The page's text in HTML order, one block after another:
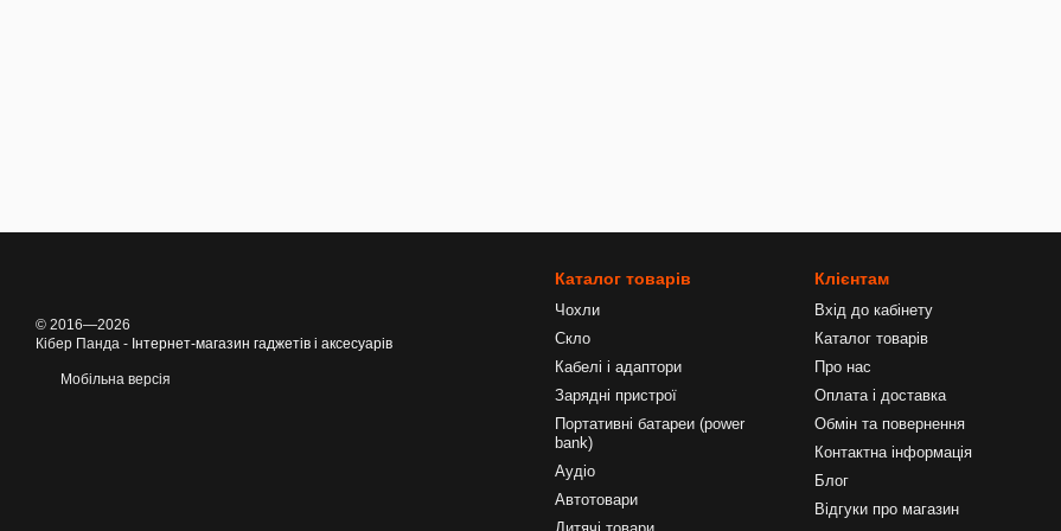
© 2016—2026
Кібер Панда - Інтернет-магазин гаджетів і аксесуарів
Мобільна версія
Каталог товарів
Чохли
Скло
Кабелі і адаптори
Зарядні пристрої
Портативні батареи (power
bank)
Аудіо
Автотовари
Клієнтам
Вхід до кабінету
Каталог товарів
Про нас
Оплата і доставка
Обмін та повернення
Контактна інформація
Блог
Відгуки про магазин